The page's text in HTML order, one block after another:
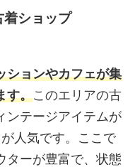
着ショップ
ションやカフェが集
す。このエリアの古
ンテージアイテムが
人気です。ここで
ターが豊富で、状態